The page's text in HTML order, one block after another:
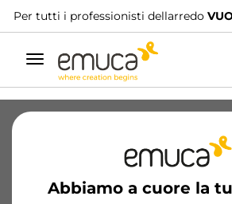
Per tutti i professionisti dellarredo
Navigazione
Abbiamo a cuore la
Cerniere
Scorrevoli Cucina